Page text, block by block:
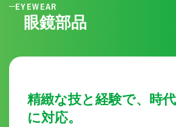
EYEWEAR
眼鏡部品
精緻な技と経験で、時
に対応。